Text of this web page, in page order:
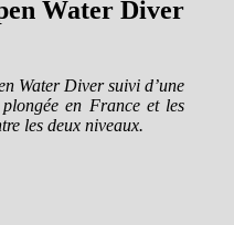
Water Diver
Water Diver suivi d’une
en France et les
les deux niveaux.